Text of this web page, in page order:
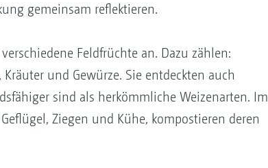
gemeinsam reflektieren.
Feldfrüchte an. Dazu zählen:
und Gewürze. Sie entdeckten auch
sind als herkömmliche Weizenarten. Im
Ziegen und Kühe, kompostieren deren